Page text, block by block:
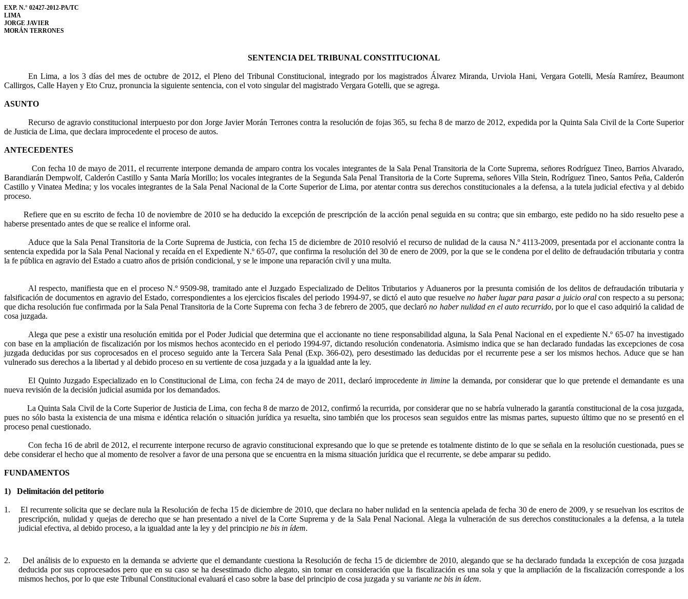
EXP. N.° 02427-2012-PA/TC
LIMA
JORGE JAVIER
MORÁN TERRONES
SENTENCIA DEL TRIBUNAL CONSTITUCIONAL
En Lima, a los 3 días del mes de octubre de 2012, el Pleno del Tribunal Constitucional, integrado por los magistrados Álvarez Miranda,Urviola Hani, Vergara Gotelli, Mesía Ramírez, Beaumont
Callirgos, Calle Hayen y Eto Cruz, pronuncia la siguiente sentencia, con el voto singular del magistrado Vergara Gotelli, que se agrega.
ASUNTO
Recurso de agravio constitucional interpuesto por don Jorge Javier Morán Terrones contra la resolución de fojas 365, su fecha 8 de marzo de 2012, expedida por la Quinta Sala Civil de la Corte Superior
de Justicia de Lima, que declara improcedente el proceso de autos.
ANTECEDENTES
Con fecha 10 de mayo de 2011, el recurrente interpone demanda de amparo contra los vocales integrantes de la Sala Penal Transitoria de la Corte Suprema, señores Rodríguez Tineo, Barrios Alvarado,
Barandiarán Dempwolf, Calderón Castillo y Santa María Morillo; los vocales integrantes de la Segunda Sala Penal Transitoria de la Corte Suprema, señores Villa Stein, Rodríguez Tineo, Santos Peña, Calderón
Castillo yVinatea Medina; y los vocales integrantes de la Sala Penal Nacional de la Corte Superior de Lima, por atentar contra sus derechos constitucionales a la defensa, a la tutela judicial efectiva y al debido
proceso.
Refiere que en su escrito de fecha 10 de noviembre de 2010 se ha deducido la excepción de prescripción de la acción penal seguida en su contra; que sin embargo, este pedido no ha sido resuelto pese a
haberse presentado antes de que se realice el informe oral.
Aduce que la Sala Penal Transitoria de la Corte Suprema de Justicia, con fecha 15 de diciembre de 2010 resolvió el recurso de nulidad de la causa N.º 4113-2009, presentada por el accionante contra la
sentencia expedida por la Sala Penal Nacional y recaída en el Expediente N.º 65-07, que confirma la resolución del 30 de enero de 2009, por la que se le condena por el delito de defraudación tributaria y contra
la fe pública en agravio del Estado a cuatro años de prisión condicional, y se le impone una reparación civil y una multa.
Al respecto, manifiesta que en el proceso N.º 9509-98, tramitado ante el Juzgado Especializado de Delitos Tributarios y Aduaneros por la presunta comisión de los delitos de defraudación tributaria y
falsificación de documentos en agravio del Estado, correspondientes a los ejercicios fiscales del periodo 1994-97, se dictó el auto que resuelveno haber lugar para pasar a juicio oral con respecto a su persona;
que dicha resolución fue confirmada por la Sala Penal Transitoria de la Corte Suprema con fecha 3 de febrero de 2005, que declaróno haber nulidad en el auto recurrido, por lo que el caso adquirió la calidad de
cosa juzgada.
Alega que pese a existir una resolución emitida por el Poder Judicial que determina que el accionante no tiene responsabilidad alguna, la Sala Penal Nacional en el expediente N.º 65-07 ha investigado
con base en la ampliación de fiscalización por los mismos hechos acontecido en el periodo 1994-97, dictando resolución condenatoria. Asimismo indica que se han declarado fundadas las excepciones de cosa
juzgada deducidas por sus coprocesados en el proceso seguido ante la Tercera Sala Penal (Exp. 366-02), pero desestimado las deducidas por el recurrente pese a ser los mismos hechos. Aduce que se han
vulnerado sus derechos a la libertad y al debido proceso en su vertiente de cosa juzgada y a la igualdad ante la ley.
El Quinto Juzgado Especializado en lo Constitucional de Lima, con fecha 24 de mayo de 2011, declaró improcedente in liminela demanda, por considerar que lo que pretende el demandante es una
nueva revisión de la decisión judicial asumida por los demandados.
La Quinta Sala Civil de la Corte Superior de Justicia de Lima, con fecha 8 de marzo de 2012, confirmó la recurrida, por considerar que no se habría vulnerado la garantía constitucional de la cosa juzgada,
pues no sólo basta la existencia de una misma e idéntica relación o situación jurídica ya resuelta, sino también que los procesos sean seguidos entre las mismas partes, supuesto último que no se presentó en el
proceso penal cuestionado.
Con fecha 16 de abril de 2012, el recurrente interpone recurso de agravio constitucional expresando que lo que se pretende es totalmente distinto de lo que se señala en la resolución cuestionada, pues se
debe considerar el hecho que al momento de resolver a favor de una persona que se encuentra en la misma situación jurídica que el recurrente, se debe amparar su pedido.
FUNDAMENTOS
1) Delimitación del petitorio
1.
El recurrente solicita que se declare nula la Resolución de fecha 15 de diciembre de 2010, que declara no haber nulidad en la sentencia apelada de fecha 30 de enero de 2009, y se resuelvan los escritos de
prescripción, nulidad y quejas de derecho que se han presentado a nivel de la Corte Suprema y de la Sala Penal Nacional. Alega la vulneración de sus derechos constitucionales a la defensa, a la tutela
judicial efectiva, al debido proceso, a la igualdad ante la ley y del principione bis in ídem.
2.
Del análisis de lo expuesto en la demanda se advierte que el demandante cuestiona la Resolución de fecha 15 de diciembre de 2010, alegando que se ha declarado fundada la excepción de cosa juzgada
deducida por suscoprocesados pero que en su caso se ha desestimado dicho alegato, sin tomar en consideración que la fiscalización es una sola y que la ampliación de la fiscalización corresponde a los
mismos hechos, por lo que este Tribunal Constitucional evaluará el caso sobre la base del principio de cosa juzgada y su variantene bis in ídem.